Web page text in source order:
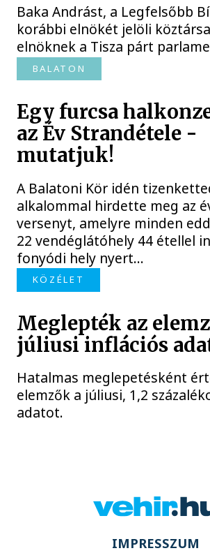
Baka Andrást, a Legfelsőbb
korábbi elnökét jelöli
elnöknek a Tisza párt
BALATON
Egy furcsa
az Év Strandétele -
mutatjuk!
A Balatoni Kör idén
alkalommal hirdette meg az
versenyt, amelyre minden
22 vendéglátóhely 44 étellel
fonyódi hely nyert...
KÖZÉLET
Meglepték az
júliusi inflációs
Hatalmas meglepetésként
elemzők a júliusi, 1,2
adatot.
IMPRESSZUM